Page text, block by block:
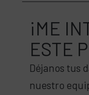
¡ME
ESTE
Déjanos tus
nuestro